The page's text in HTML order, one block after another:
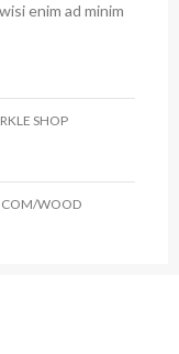
enim ad minim
SHOP
WOOD